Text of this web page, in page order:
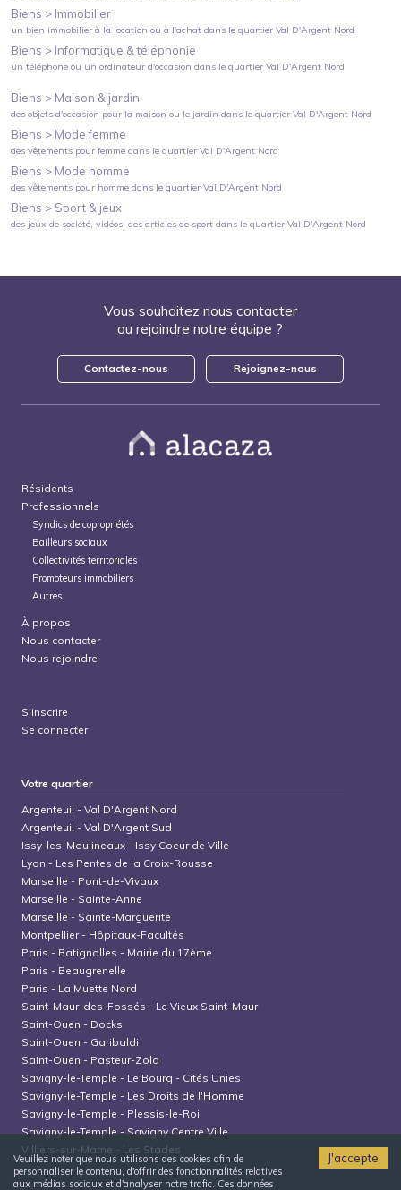
Biens > Immobilier
un bien immobilier à la location ou à l'achat dans le quartierVal D'Argent Nord
Biens > Informatique & téléphonie
un téléphone ou un ordinateur d'occasion dans le quartierVal D'Argent Nord
Biens > Maison & jardin
des objets d'occasion pour la maison ou le jardin dans le quartierVal D'Argent Nord
Biens > Mode femme
des vêtements pour femme dans le quartierVal D'Argent Nord
Biens > Mode homme
des vêtements pour homme dans le quartierVal D'Argent Nord
Biens > Sport & jeux
des jeux de société, vidéos, des articles de sport dans le quartierVal D'Argent Nord
Vous souhaitez nous contacter
ou rejoindre notre équipe ?
Contactez-nous Rejoignez-nous
Résidents
Professionnels
Syndics de copropriétés
Bailleurs sociaux
Collectivités territoriales
Promoteurs immobiliers
Autres
À propos
Nous contacter
Nous rejoindre
S'inscrire
Se connecter
Votre quartier
Argenteuil -Val D'Argent Nord
Argenteuil -Val D'Argent Sud
Issy-les-Moulineaux - Issy Coeur de Ville
Lyon - Les Pentes de la Croix-Rousse
Marseille - Pont-de-Vivaux
Marseille - Sainte-Anne
Marseille - Sainte-Marguerite
Montpellier- Hôpitaux-Facultés
Paris - Batignolles - Mairie du 17ème
Paris - Beaugrenelle
Paris - La Muette Nord
Saint-Maur-des-Fossés - Le Vieux Saint-Maur
Saint-Ouen - Docks
Saint-Ouen - Garibaldi
Saint-Ouen - Pasteur-Zola
Savigny-le-Temple - Le Bourg - Cités Unies
Savigny-le-Temple - Les Droits de l'Homme
Savigny-le-Temple - Plessis-le-Roi
Savigny-le-Temple-Savigny Centre Ville
Villiers-sur-Marne - Les Stades
Veuillez noter que nous utilisons des cookies afin de
personnaliser le contenu, d'offrir des fonctionnalités relatives
aux médias sociaux et d'analyser notre trafic. Ces données
J'accepte